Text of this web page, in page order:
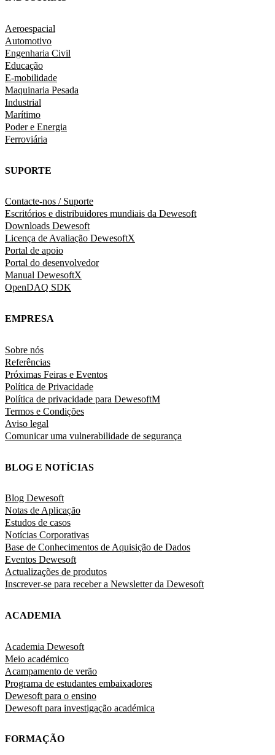
Aeroespacial
Automotivo
Engenharia Civil
Educação
E-mobilidade
Maquinaria Pesada
Industrial
Marítimo
Poder e Energia
Ferroviária
SUPORTE
Contacte-nos / Suporte
Escritórios e distribuidores mundiais da Dewesoft
Downloads Dewesoft
Licença de Avaliação DewesoftX
Portal de apoio
Portal do desenvolvedor
Manual DewesoftX
OpenDAQ SDK
EMPRESA
Sobre nós
Referências
Próximas Feiras e Eventos
Política de Privacidade
Política de privacidade para DewesoftM
Termos e Condições
Aviso legal
Comunicar uma vulnerabilidade de segurança
BLOG E NOTÍCIAS
Blog Dewesoft
Notas de Aplicação
Estudos de casos
Notícias Corporativas
Base de Conhecimentos de Aquisição de Dados
Eventos Dewesoft
Actualizações de produtos
Inscrever-se para receber a Newsletter da Dewesoft
ACADEMIA
Academia Dewesoft
Meio académico
Acampamento de verão
Programa de estudantes embaixadores
Dewesoft para o ensino
Dewesoft para investigação académica
FORMAÇÃO